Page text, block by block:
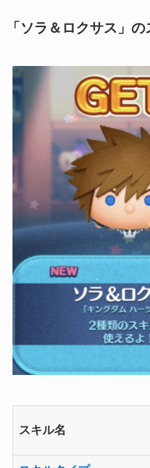
「ソラ＆ロクサス」
スキル名